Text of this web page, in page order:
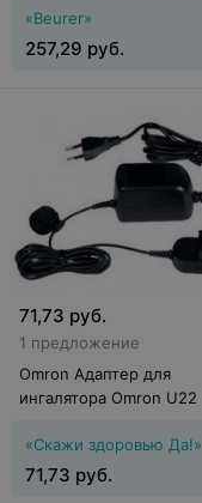
«Beurer»
257,29 руб.
71,73 руб.
1 предложение
Omron Адаптер для
ингалятора Omron U22
«Скажи здоровью Да!»
71,73 руб.